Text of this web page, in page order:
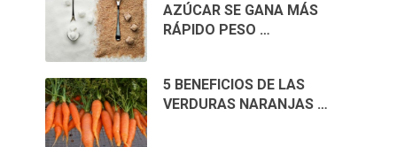
AZÚCAR SE GANA MÁS
RÁPIDO PESO …
5 BENEFICIOS DE LAS
VERDURAS NARANJAS …